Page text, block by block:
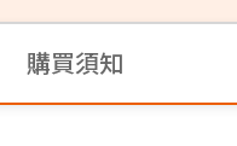
購買須知